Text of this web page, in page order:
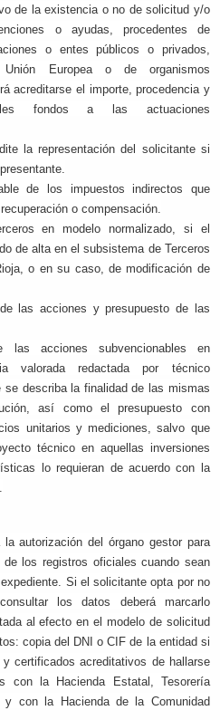
de la existencia o no de solicitud y/o
o ayudas, procedentes de
o entes públicos o privados,
Europea o de organismos
acreditarse el importe, procedencia y
fondos a las actuaciones
la representación del solicitante si
de los impuestos indirectos que
o compensación.
en modelo normalizado, si el
de alta en el subsistema de Terceros
o en su caso, de modificación de
las acciones y presupuesto de las
acciones subvencionables en
valorada redactada por técnico
se describa la finalidad de las mismas
así como el presupuesto con
unitarios y mediciones, salvo que
técnico en aquellas inversiones
lo requieran de acuerdo con la
autorización del órgano gestor para
los registros oficiales cuando sean
Si el solicitante opta por no
los datos deberá marcarlo
al efecto en el modelo de solicitud
copia del DNI o CIF de la entidad si
certificados acreditativos de hallarse
con la Hacienda Estatal, Tesorería
con la Hacienda de la Comunidad